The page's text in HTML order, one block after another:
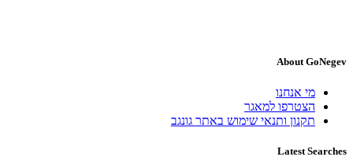
About GoNegev
מי אנחנו
הצטרפו למאגר
תקנון ותנאי שימוש באתר גונגב
Latest Searches